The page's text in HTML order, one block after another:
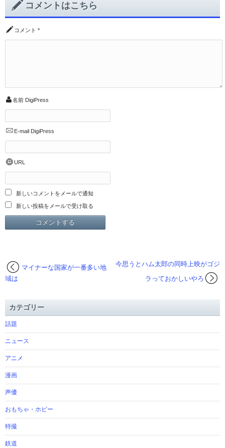
コメントはこちら
コメント *
名前 DigiPress
E-mail DigiPress
URL
新しいコメントをメールで通知
新しい投稿をメールで受け取る
今思うとハム太郎の同時上映がゴジ
ラっておかしいやろ
マイナーな国家が一番多い地
域は
カテゴリー
話題
ニュース
アニメ
漫画
声優
おもちゃ・ホビー
特撮
鉄道